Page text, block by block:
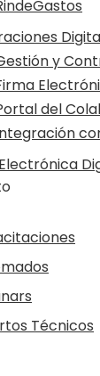
y
del
Técnicos